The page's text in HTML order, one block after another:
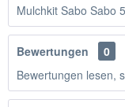
Mulchkit Sabo Sabo
Bewertungen
0
Bewertungen lesen,